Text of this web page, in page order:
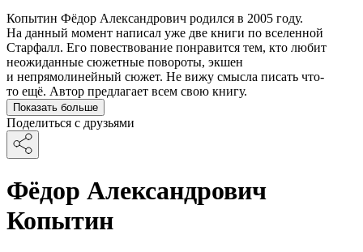
Копытин Фёдор Александрович родился в 2005 году.
На данный момент написал уже две книги по вселенной
Старфалл. Его повествование понравится тем, кто любит
неожиданные сюжетные повороты, экшен
и непрямолинейный сюжет. Не вижу смысла писать что-
то ещё. Автор предлагает всем свою книгу.
Показать больше
Поделиться с друзьями
Фёдор Александрович
Копытин